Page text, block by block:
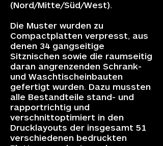
(Nord/Mitte/Süd/West).
Die Muster wurden zu
Compactplatten verpresst, aus
denen 34 gangseitige
Sitznischen sowie die raumseitig
daran angrenzenden Schrank-
und Waschtischeinbauten
gefertigt wurden. Dazu mussten
alle Bestandteile stand- und
rapportrichtig und
verschnittoptimiert in den
Drucklayouts der insgesamt 51
verschiedenen bedruckten